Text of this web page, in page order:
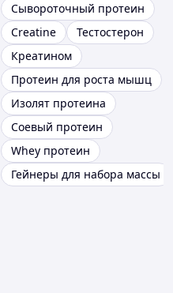
Сывороточный протеин
Creatine
Тестостерон
Креатином
Протеин для роста мышц
Изолят протеина
Соевый протеин
Whey протеин
Гейнеры для набора массы